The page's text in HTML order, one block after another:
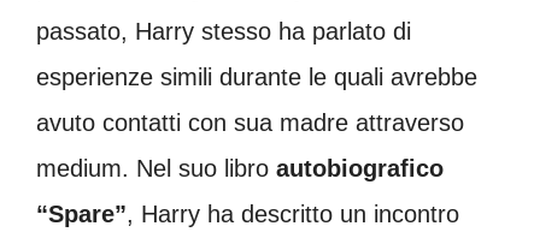
passato, Harry stesso ha parlato di
esperienze simili durante le quali avrebbe
avuto contatti con sua madre attraverso
medium. Nel suo libro autobiografico
“Spare”, Harry ha descritto un incontro